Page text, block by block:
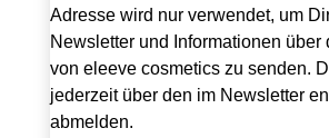
Adresse wird nur verwendet, um
Newsletter und Informationen über
von eleeve cosmetics zu senden.
jederzeit über den im Newsletter
abmelden.